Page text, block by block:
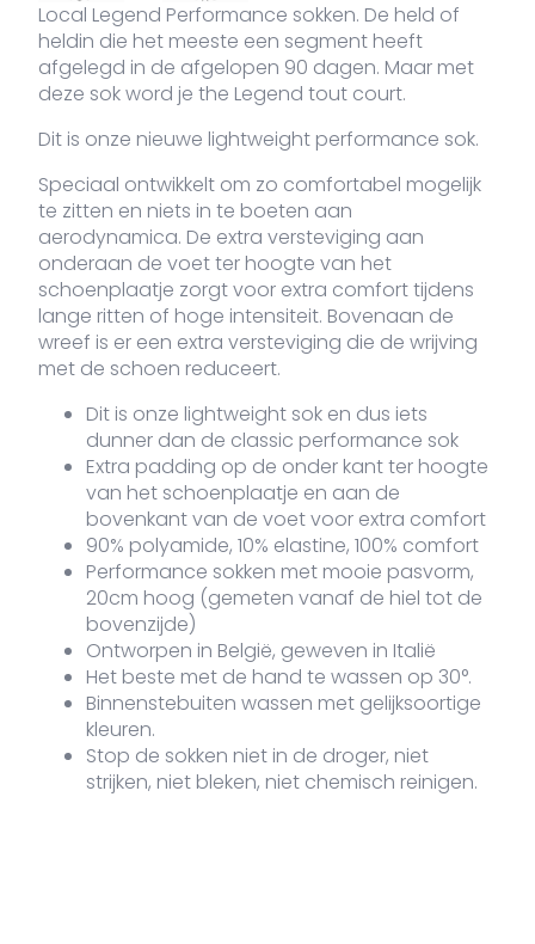
Local Legend Performance sokken. De held of
heldin die het meeste een segment heeft
afgelegd in de afgelopen 90 dagen. Maar met
deze sok word je the Legend tout court.
Dit is onze nieuwe lightweight performance sok.
Speciaal ontwikkelt om zo comfortabel mogelijk
te zitten en niets in te boeten aan
aerodynamica. De extra versteviging aan
onderaan de voet ter hoogte van het
schoenplaatje zorgt voor extra comfort tijdens
lange ritten of hoge intensiteit. Bovenaan de
wreef is er een extra versteviging die de wrijving
met de schoen reduceert.
Dit is onze lightweight sok en dus iets
dunner dan de classic performance sok
Extra padding op de onder kant ter hoogte
van het schoenplaatje en aan de
bovenkant van de voet voor extra comfort
90% polyamide, 10% elastine, 100% comfort
Performance sokken met mooie pasvorm,
20cm hoog (gemeten vanaf de hiel tot de
bovenzijde)
Ontworpen in België, geweven in Italië
Het beste met de hand te wassen op 30°.
Binnenstebuiten wassen met gelijksoortige
kleuren.
Stop de sokken niet in de droger, niet
strijken, niet bleken, niet chemisch reinigen.
VDLSO-
465-43
white 43 - 48 104 voorraad